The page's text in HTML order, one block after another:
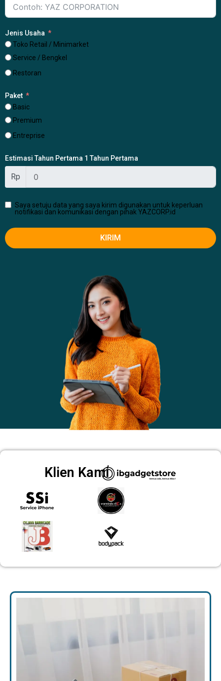
Jenis Usaha
Toko Retail / Minimarket
Service / Bengkel
Restoran
Paket
Basic
Premium
Entreprise
Estimasi Tahun Pertama 1 Tahun Pertama
Rp
Saya setuju data yang saya kirim digunakan untuk keperluan
notifikasi dan komunikasi dengan pihak YAZCORP.id
KIRIM
Klien Kami